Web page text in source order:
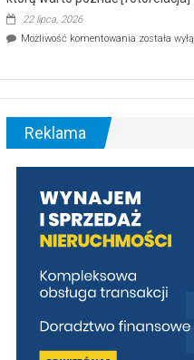
22 lipca, 2026
Możliwość komentowania Ekologiczne
–
malownicza
[fotorelacja]
została
Reklama